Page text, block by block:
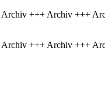
+++ Archiv +++
+++ Archiv +++